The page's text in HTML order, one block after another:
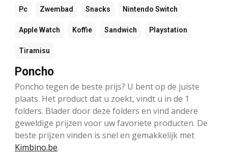
Pc Zwembad Snacks Nintendo Switch
Apple Watch Koffie Sandwich Playstation
Tiramisu
Poncho
Poncho tegen de beste prijs? U bent op de juiste
plaats. Het product dat u zoekt, vindt u in de 1
folders. Blader door deze folders en vind andere
geweldige prijzen voor uw favoriete producten. De
beste prijzen vinden is snel en gemakkelijk met
Kimbino.be.